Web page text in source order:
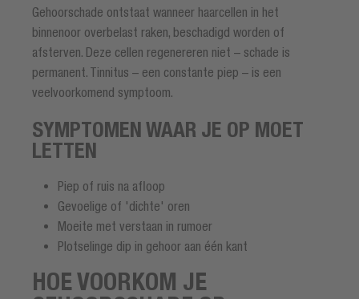
Gehoorschade ontstaat wanneer haarcellen in het
binnenoor overbelast raken, beschadigd worden of
afsterven. Deze cellen regenereren niet – schade is
permanent. Tinnitus – een constante piep – is een
veelvoorkomend symptoom.
SYMPTOMEN WAAR JE OP MOET
LETTEN
Piep of ruis na afloop
Gevoelige of 'dichte' oren
Moeite met verstaan in rumoer
Plotselinge dip in gehoor aan één kant
HOE VOORKOM JE